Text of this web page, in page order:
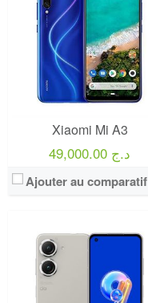
Xiaomi Mi A3
49,000.00 د.ج
Ajouter au comparatif